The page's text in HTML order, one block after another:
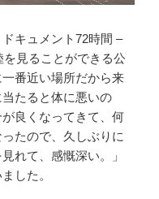
キュメント72時間 –
見ることができる公
番近い場所だから来
たると体に悪いの
良くなってきて、何
たので、久しぶりに
れて、感慨深い。」
した。